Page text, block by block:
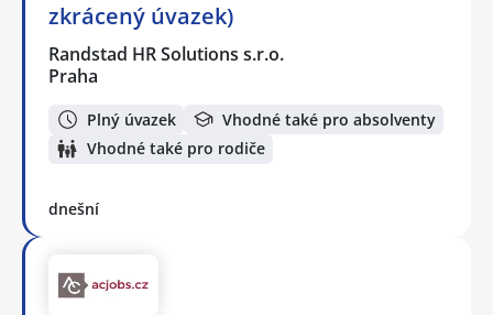
zkrácený úvazek)
Randstad HR Solutions s.r.o.
Praha
Plný úvazek
Vhodné také pro absolventy
Vhodné také pro rodiče
dnešní